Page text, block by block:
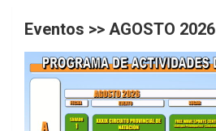
Eventos >> AGOSTO 2026